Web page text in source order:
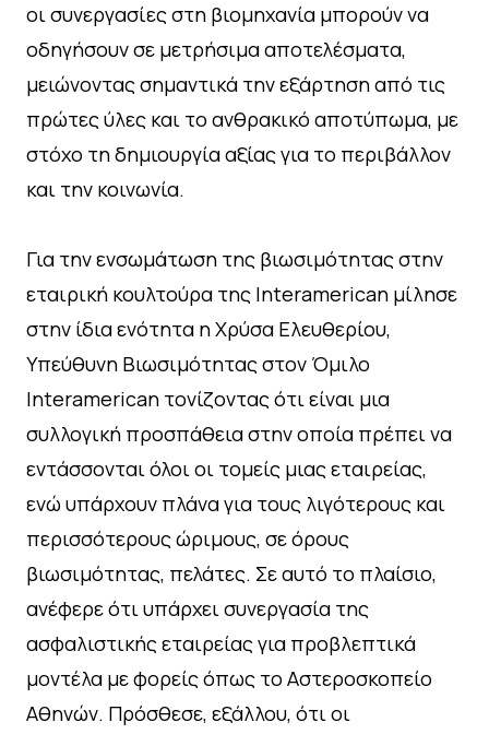
οι συνεργασίες στη βιομηχανία μπορούν να
οδηγήσουν σε μετρήσιμα αποτελέσματα,
μειώνοντας σημαντικά την εξάρτηση από τις
πρώτες ύλες και το ανθρακικό αποτύπωμα, με
στόχο τη δημιουργία αξίας για το περιβάλλον
και την κοινωνία.
Για την ενσωμάτωση της βιωσιμότητας στην
εταιρική κουλτούρα της Interamerican μίλησε
στην ίδια ενότητα η Χρύσα Ελευθερίου,
Υπεύθυνη Βιωσιμότητας στον Όμιλο
Interamerican τονίζοντας ότι είναι μια
συλλογική προσπάθεια στην οποία πρέπει να
εντάσσονται όλοι οι τομείς μιας εταιρείας,
ενώ υπάρχουν πλάνα για τους λιγότερους και
περισσότερους ώριμους, σε όρους
βιωσιμότητας, πελάτες. Σε αυτό το πλαίσιο,
ανέφερε ότι υπάρχει συνεργασία της
ασφαλιστικής εταιρείας για προβλεπτικά
μοντέλα με φορείς όπως το Αστεροσκοπείο
Αθηνών. Πρόσθεσε, εξάλλου, ότι οι